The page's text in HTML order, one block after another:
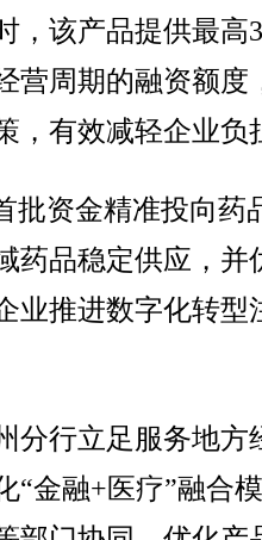
，该产品提供最高
营周期的融资额度
，有效减轻企业负
资金精准投向药
药品稳定供应，并
业推进数字化转型
行立足服务地方
“金融+医疗”融合